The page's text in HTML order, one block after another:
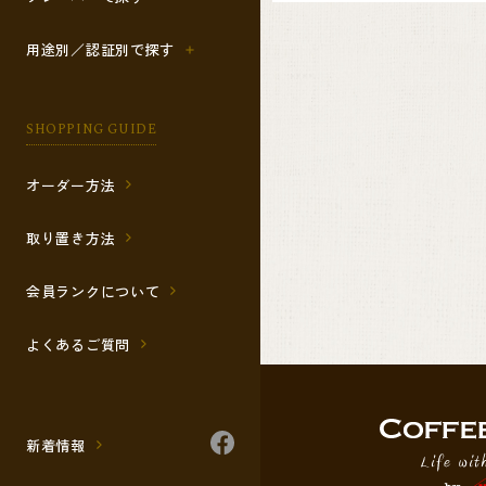
用途別／認証別で探す
SHOPPING GUIDE
オーダー方法
取り置き方法
会員ランクについて
よくあるご質問
新着情報